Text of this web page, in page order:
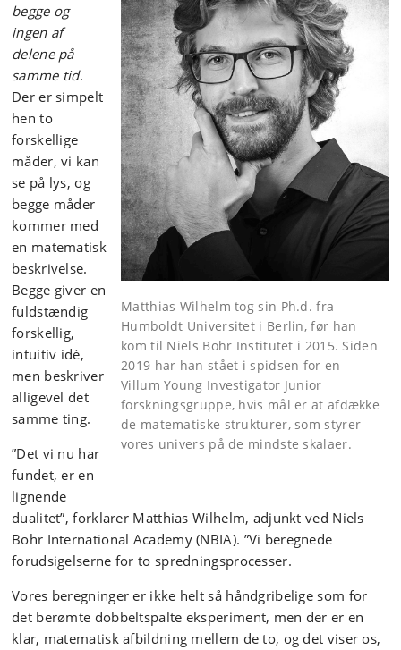
Matthias Wilhelm tog sin Ph.d. fra
Humboldt Universitet i Berlin, før han
kom til Niels Bohr Institutet i 2015. Siden
2019 har han stået i spidsen for en
Villum Young Investigator Junior
forskningsgruppe, hvis mål er at afdække
de matematiske strukturer, som styrer
vores univers på de mindste skalaer.
begge og
ingen af
delene på
samme tid.
Der er simpelt
hen to
forskellige
måder, vi kan
se på lys, og
begge måder
kommer med
en matematisk
beskrivelse.
Begge giver en
fuldstændig
forskellig,
intuitiv idé,
men beskriver
alligevel det
samme ting.
”Det vi nu har
fundet, er en
lignende
dualitet”, forklarer Matthias Wilhelm, adjunkt ved Niels
Bohr International Academy (NBIA). ”Vi beregnede
forudsigelserne for to spredningsprocesser.
Vores beregninger er ikke helt så håndgribelige som for
det berømte dobbeltspalte eksperiment, men der er en
klar, matematisk afbildning mellem de to, og det viser os,